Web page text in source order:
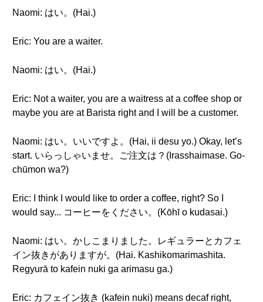
Naomi: はい。(Hai.)
Eric: You are a waiter.
Naomi: はい。(Hai.)
Eric: Not a waiter, you are a waitress at a coffee shop or
maybe you are at Barista right and I will be a customer.
Naomi: はい。いいですよ。(Hai, ii desu yo.) Okay, let’s
start. いらっしゃいませ。ご注文は？(Irasshaimase. Go-
chūmon wa?)
Eric: I think I would like to order a coffee, right? So I
would say... コーヒーをください。(Kōhī o kudasai.)
Naomi: はい。かしこまりました。レギュラーとカフェ
イン抜きがありますが。(Hai. Kashikomarimashita.
Regyurā to kafein nuki ga arimasu ga.)
Eric: カフェイン抜き (kafein nuki) means decaf right,